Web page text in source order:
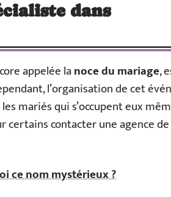
dans
appelée lanoce du mariage,
l’organisation de cet
mariés qui s’occupent eux
certains contacter une agence de
ce nom mystérieux ?